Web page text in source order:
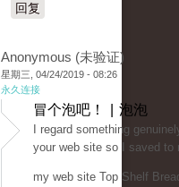
回复
Anonymous (未验证)
星期三, 04/24/2019 - 08:26
永久连接
冒个泡吧！ | 泡泡
I regard something
your web site so I saved to
my web site Top Shelf